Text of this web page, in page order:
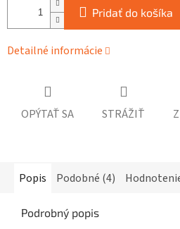
Pridať do košíka
Detailné informácie
OPÝTAŤ SA STRÁŽIŤ
Popis Podobné (4)
Podrobný popis